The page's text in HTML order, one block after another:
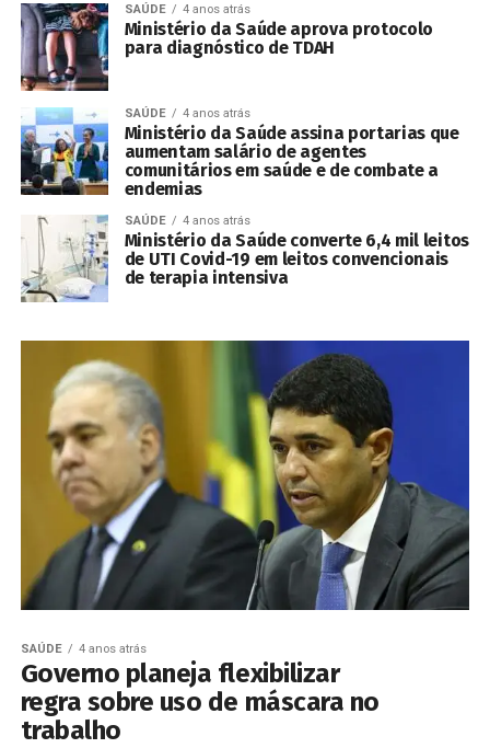
SAÚDE 4 anos atrás
Ministério da Saúde aprova protocolo
para diagnóstico de TDAH
SAÚDE 4 anos atrás
Ministério da Saúde assina portarias que
aumentam salário de agentes
comunitários em saúde e de combate a
endemias
SAÚDE 4 anos atrás
Ministério da Saúde converte 6,4 mil leitos
de UTI Covid-19 em leitos convencionais
de terapia intensiva
SAÚDE 4 anos atrás
Governo planeja flexibilizar
regra sobre uso de máscara no
trabalho